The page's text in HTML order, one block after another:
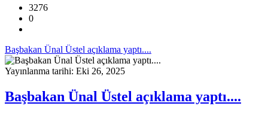
3276
0
Başbakan Ünal Üstel açıklama yaptı....
Yayınlanma tarihi: Eki 26, 2025
Başbakan Ünal Üstel açıklama yaptı....